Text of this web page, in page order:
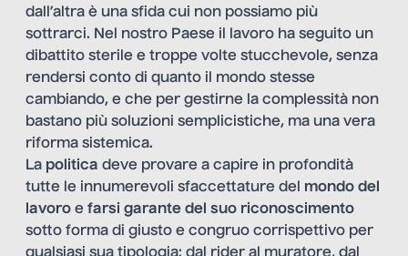
dall’altra è una sfida cui non possiamo più
sottrarci. Nel nostro Paese il lavoro ha seguito un
dibattito sterile e troppe volte stucchevole, senza
rendersi conto di quanto il mondo stesse
cambiando, e che per gestirne la complessità non
bastano più soluzioni semplicistiche, ma una vera
riforma sistemica.
La politica deve provare a capire in profondità
tutte le innumerevoli sfaccettature del mondo del
lavoro e farsi garante del suo riconoscimento
sotto forma di giusto e congruo corrispettivo per